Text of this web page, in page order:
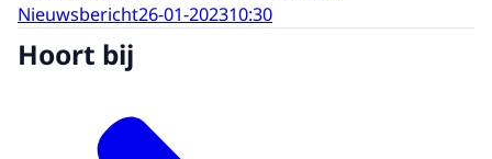
Nieuwsbericht26-01-202310:30
Hoort bij